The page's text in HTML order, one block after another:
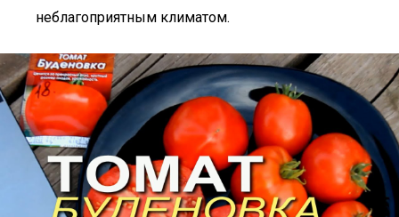
неблагоприятным климатом.